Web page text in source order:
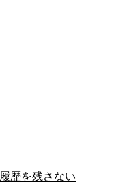
履歴を残さない